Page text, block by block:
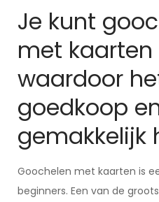
Je kunt
met
waardoor
goedkoop
gemakkelijk
Goochelen met kaarten is
beginners. Een van de